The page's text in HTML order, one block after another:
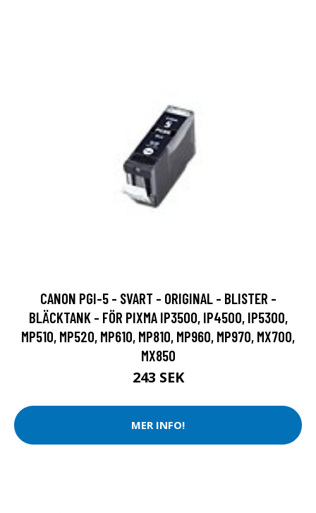
CANON PGI-5 - SVART - ORIGINAL - BLISTER -
BLÄCKTANK - FÖR PIXMA IP3500, IP4500, IP5300,
MP510, MP520, MP610, MP810, MP960, MP970, MX700,
MX850
243 SEK
MER INFO!